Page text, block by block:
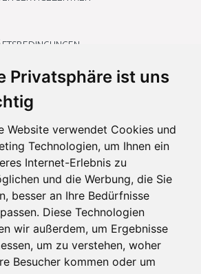
Privatsphäre ist uns
Website verwendet Cookies und
Technologien, um Ihnen ein
Internet-Erlebnis zu
und die Werbung, die Sie
besser an Ihre Bedürfnisse
Diese Technologien
wir außerdem, um Ergebnisse
um zu verstehen, woher
Besucher kommen oder um
EINSTELLUNGEN